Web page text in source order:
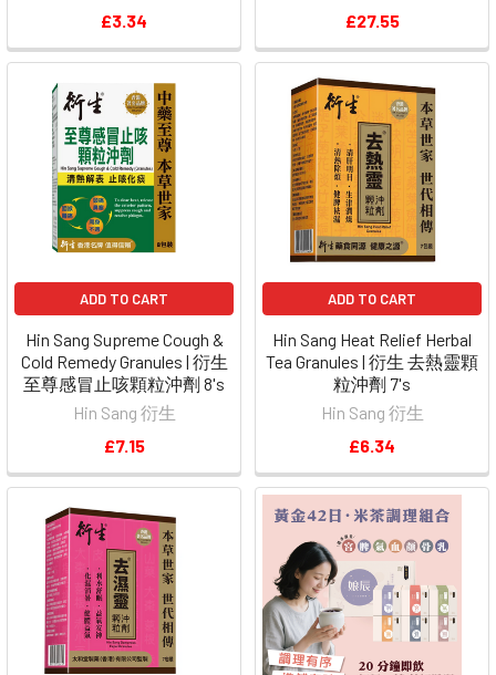
£3.34
£27.55
ADD TO CART
Hin Sang Supreme Cough &
Cold Remedy Granules | 衍生
至尊感冒止咳顆粒沖劑 8's
Hin Sang 衍生
£7.15
ADD TO CART
Hin Sang Heat Relief Herbal
Tea Granules | 衍生 去熱靈顆
粒沖劑 7's
Hin Sang 衍生
£6.34